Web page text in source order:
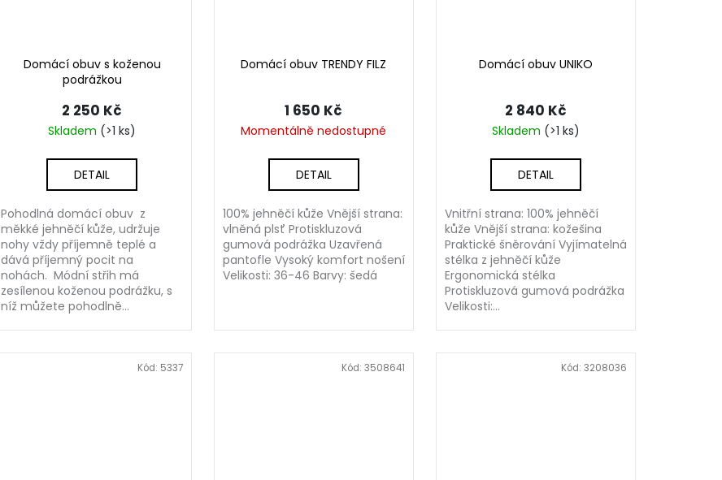
Domácí obuv s koženou
podrážkou
Skladem (>1 ks)
2 250 Kč
DETAIL
Pohodlná domácí obuv z
měkké jehněčí kůže, udržuje
nohy vždy příjemně teplé a
dává příjemný pocit na
nohách. Módní střih má
zesílenou koženou podrážku, s
níž můžete pohodlně...
Domácí obuv TRENDY FILZ
Momentálně nedostupné
1 650 Kč
DETAIL
100% jehněčí kůže Vnější strana:
vlněná plsť Protiskluzová
gumová podrážka Uzavřená
pantofle Vysoký komfort nošení
Velikosti: 36-46 Barvy: šedá
Domácí obuv UNIKO
Skladem (>1 ks)
2 840 Kč
DETAIL
Vnitřní strana: 100% jehněčí
kůže Vnější strana: kožešina
Praktické šněrování Vyjímatelná
stélka z jehněčí kůže
Ergonomická stélka
Protiskluzová gumová podrážka
Velikosti:...
Kód: 5337 Kód: 3508641 Kód: 3208036